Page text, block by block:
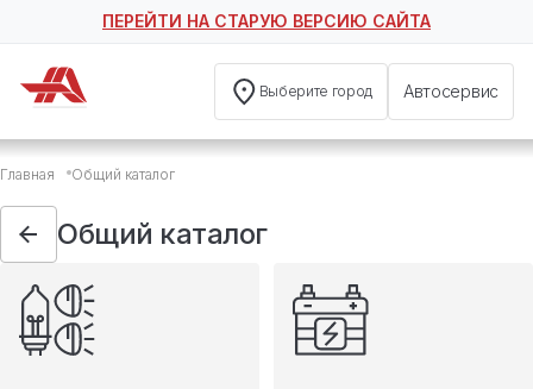
ПЕРЕЙТИ НА СТАРУЮ ВЕРСИЮ САЙТА
Выберите город Автосервис
Общий каталог
Автосвет
Автотовары
Запчасти
Масла и технические жидкости
Мототовары
Туризм
Главная Общий каталог
Общий каталог